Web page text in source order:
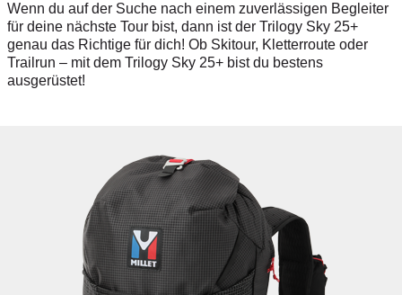
Wenn du auf der Suche nach einem zuverlässigen Begleiter
für deine nächste Tour bist, dann ist der Trilogy Sky 25+
genau das Richtige für dich! Ob Skitour, Kletterroute oder
Trailrun – mit dem Trilogy Sky 25+ bist du bestens
ausgerüstet!